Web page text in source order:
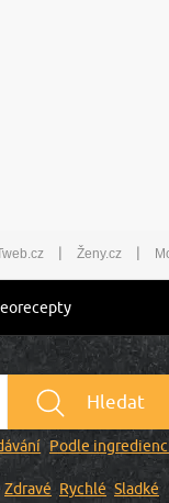
| Ženy.cz |
Hledat
Podle
Zdravé Rychlé Sladké